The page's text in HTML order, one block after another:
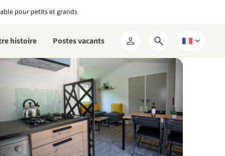
pour petits et grands
histoire Postes vacants
Mon
RCN
Ouvrir
le
formulaire
de
recherche
Choisissez
langue